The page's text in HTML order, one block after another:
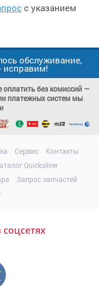
с указанием
обслуживание,
исправим!
без комиссий —
платежных систем мы
Сервис
Контакты
Quicksilver
Запрос запчастей